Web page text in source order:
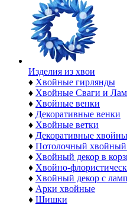
Изделия из хвои
♦ Хвойные гирлянды
♦ Хвойные Сваги и
♦ Хвойные венки
♦ Декоративные венки
♦ Хвойные ветки
♦ Декоративные
♦ Потолочный хвойный
♦ Хвойный декор в
♦ Хвойно-
♦ Хвойный декор с
♦ Арки хвойные
♦ Шишки